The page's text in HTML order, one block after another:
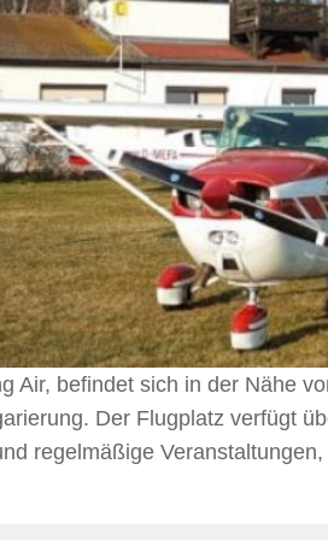
Air, befindet sich in der Nähe
Der Flugplatz verfügt
regelmäßige